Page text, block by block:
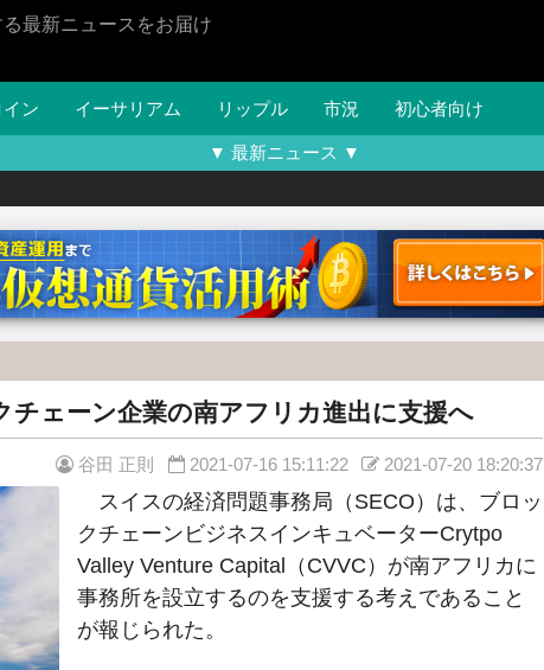
最新ニュースをお届け
ン イーサリアム リップル 市況 初心者向け
▼ 最新ニュース ▼
チェーン企業の南アフリカ進出に支援へ
谷田 正則 2021-07-16 15:11:22 2021-07-20 18:20:37
スイスの経済問題事務局（SECO）は、ブロッ
クチェーンビジネスインキュベーターCrytpo
Valley Venture Capital（CVVC）が南アフリカに
事務所を設立するのを支援する考えであること
が報じられた。